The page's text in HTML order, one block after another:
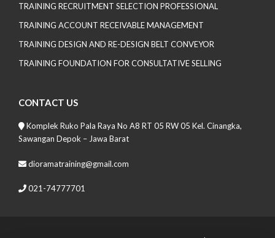
TRAINING RECRUITMENT SELECTION PROFESSIONAL
TRAINING ACCOUNT RECEIVABLE MANAGEMENT
TRAINING DESIGN AND RE-DESIGN BELT CONVEYOR
TRAINING FOUNDATION FOR CONSULTATIVE SELLING
CONTACT US
Komplek Ruko Pala Raya No A8 RT 05 RW 05 Kel. Cinangka,
Sawangan Depok – Jawa Barat
dioramatraining@gmail.com
021-74777701